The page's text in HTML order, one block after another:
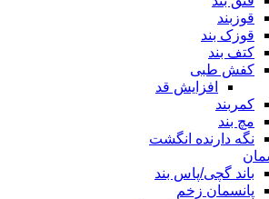
قوزبند
قوزک بند
کتف بند
کفش طبی
افزایش قد
کمربند
مچ بند
نگه دارنده انگشت
باند گچی/پاس بند
پانسمان زخم